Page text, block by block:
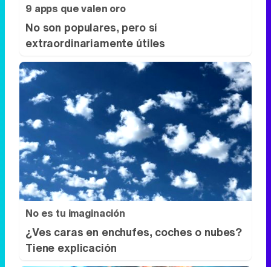
9 apps que valen oro
No son populares, pero sí
extraordinariamente útiles
No es tu imaginación
¿Ves caras en enchufes, coches o nubes?
Tiene explicación